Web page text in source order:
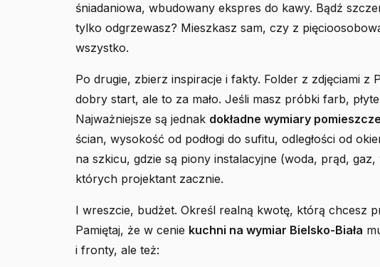
śniadaniowa, wbudowany ekspres do kawy. Bądź
tylko odgrzewasz? Mieszkasz sam, czy z
wszystko.
Po drugie, zbierz inspiracje i fakty. Folder z zdjęciami z
dobry start, ale to za mało. Jeśli masz próbki farb,
Najważniejsze są jednak dokładne wymiary
ścian, wysokość od podłogi do sufitu, odległości od
na szkicu, gdzie są piony instalacyjne (woda, prąd,
których projektant zacznie.
I wreszcie, budżet. Określ realną kwotę, którą chcesz
Pamiętaj, że w cenie kuchni na wymiar Bielsko-Biała
i fronty, ale też: